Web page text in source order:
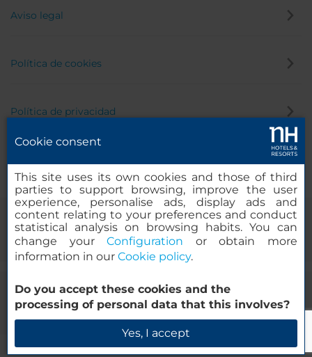
Aviso legal
Política de cookies
Política de privacidad
© 2000-2026 MINOR HOTELS EUROPE & AMERICAS Santa Engracia,
Cookie consent
This site uses its own cookies and those of third
parties to support browsing, improve the user
experience, personalise ads, display ads and
content relating to your preferences and conduct
statistical analysis on browsing habits. You can
change yourConfiguration or obtain more
information in our Cookie policy.
Do you accept these cookies and the
processing of personal data that this involves?
Yes, I accept